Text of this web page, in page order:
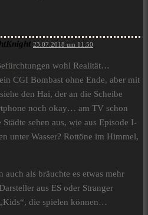
23.07.2018 um 11:50
wohl Realität…
CGI Bombast ohne Ende, aber mit
den Hai, der an die Scheibe
noch okay… am TV schon
sehen aus, wie aus Episode I-
unter Wasser? Rottöne im Himmel,
auch als bräuchte es etwas mehr
aus ES oder Stranger
die spielen können…